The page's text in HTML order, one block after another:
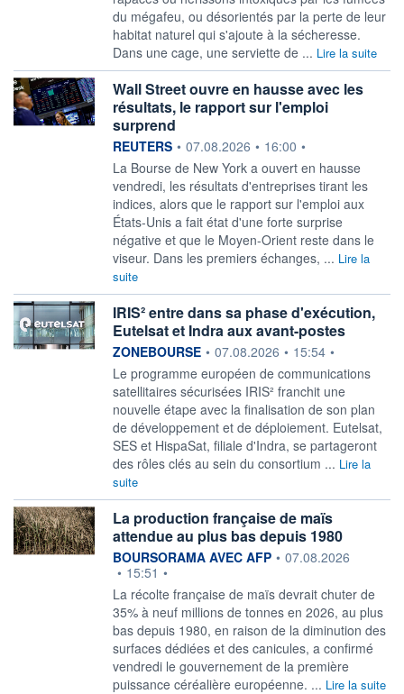
du mégafeu, ou désorientés par la perte de leur
habitat naturel qui s'ajoute à la sécheresse.
Dans une cage, une serviette de ... Lire la suite
Wall Street ouvre en hausse avec les
résultats, le rapport sur l'emploi
surprend
information fournie par
REUTERS • 07.08.2026 • 16:00 •
La Bourse de New York a ‌ouvert en hausse
vendredi, les résultats d'entreprises tirant les
indices, alors que le rapport ​sur l'emploi aux
États-Unis a fait état d'une forte surprise
négative et que le Moyen-Orient reste dans le
viseur. Dans les premiers échanges, ... Lire la
suite
IRIS² entre dans sa phase d'exécution,
Eutelsat et Indra aux avant-postes
information fournie par
ZONEBOURSE • 07.08.2026 • 15:54 •
Le programme européen de communications
satellitaires sécurisées IRIS² franchit une
nouvelle étape avec la finalisation de son plan
de développement et de déploiement. Eutelsat,
SES et HispaSat, filiale d'Indra, se partageront
des rôles clés au sein du consortium ... Lire la
suite
La production française de maïs
attendue au plus bas depuis 1980
information fournie par
BOURSORAMA AVEC AFP • 07.08.2026
• 15:51 •
La récolte française de maïs devrait chuter de
35% à neuf millions de tonnes en 2026, au plus
bas depuis 1980, en raison de la diminution des
surfaces dédiées et des canicules, a confirmé
vendredi le gouvernement de la première
puissance céréalière européenne. ... Lire la suite